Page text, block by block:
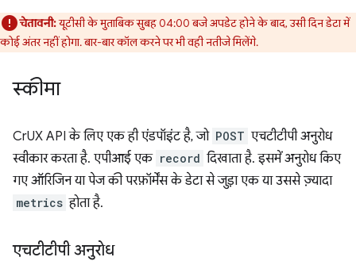
चेतावनी:यूटीसी के मुताबिक सुबह 04:00 बजे अपडेट होने के बाद, उसी दिन डेटा में
कोई अंतर नहीं होगा. बार-बार कॉल करने पर भी वही नतीजे मिलेंगे.
स्कीमा
CrUX API के लिए एक ही एंडपॉइंट है, जो POST एचटीटीपी अनुरोध
स्वीकार करता है. एपीआई एक record दिखाता है. इसमें अनुरोध किए
गए ऑरिजिन या पेज की परफ़ॉर्मेंस के डेटा से जुड़ा एक या उससे ज़्यादा
metrics होता है.
एचटीटीपी अनुरोध